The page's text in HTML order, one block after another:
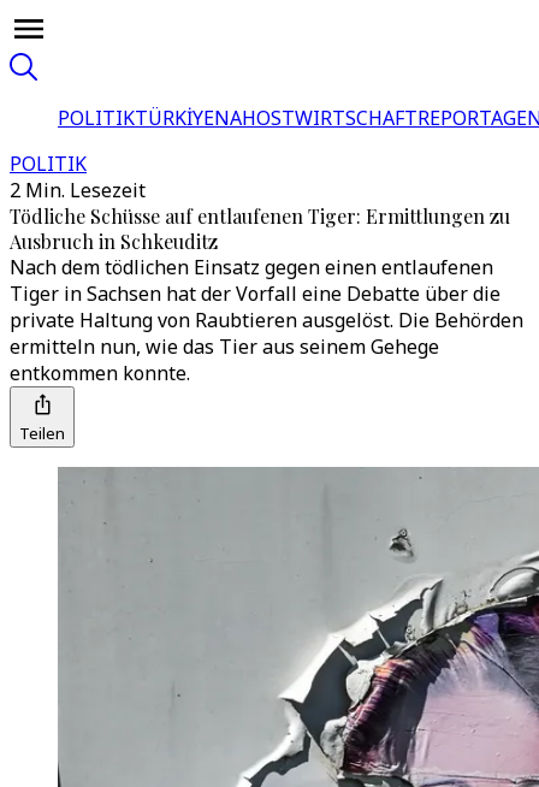
POLITIKTÜRKİYENAHOSTWIRTSCHAFT
POLITIK
2 Min. Lesezeit
Tödliche Schüsse auf entlaufenen Tiger: Ermittlungen zu
Ausbruch in Schkeuditz
Nach dem tödlichen Einsatz gegen einen entlaufenen
Tiger in Sachsen hat der Vorfall eine Debatte über die
private Haltung von Raubtieren ausgelöst. Die Behörden
ermitteln nun, wie das Tier aus seinem Gehege
entkommen konnte.
Teilen